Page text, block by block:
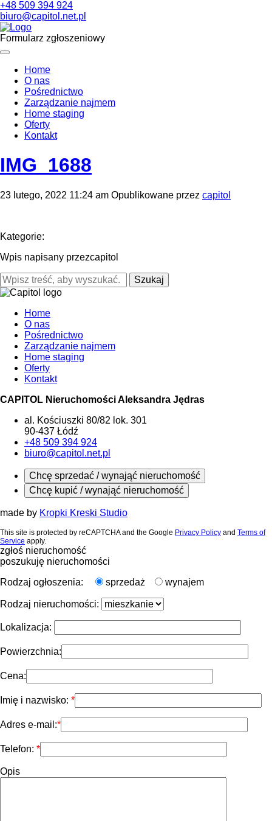
+48 509 394 924
biuro@capitol.net.pl
Formularz zgłoszeniowy
Home
O nas
Pośrednictwo
Zarządzanie najmem
Home staging
Oferty
Kontakt
IMG_1688
23 lutego, 2022 11:24 am Opublikowane przez capitol
Kategorie:
Wpis napisany przezcapitol
Szukaj
Home
O nas
Pośrednictwo
Zarządzanie najmem
Home staging
Oferty
Kontakt
CAPITOL Nieruchomości Aleksandra Jędras
al. Kościuszki 80/82 lok. 301
90-437 Łódź
+48 509 394 924
biuro@capitol.net.pl
Chcę sprzedać / wynająć nieruchomość
Chcę kupić / wynająć nieruchomość
made by Kropki Kreski Studio
This site is protected by reCAPTCHA and the Google Privacy Policy and Terms of
Service apply.
zgłoś nieruchomość
poszukuję nieruchomości
Rodzaj ogłoszenia:
sprzedaż wynajem
Rodzaj nieruchomości:
Lokalizacja:
Powierzchnia:
Cena:
Imię i nazwisko:
Adres e-mail:
Telefon:
Opis